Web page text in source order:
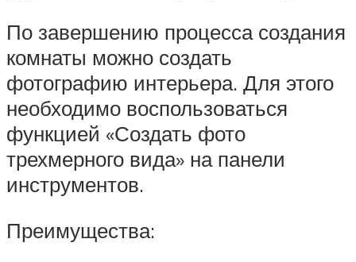
По завершению процесса создания
комнаты можно создать
фотографию интерьера. Для этого
необходимо воспользоваться
функцией «Создать фото
трехмерного вида» на панели
инструментов.
Преимущества: